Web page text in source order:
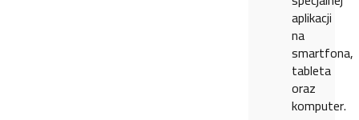
aplikacji
na
smartfona,
tableta
oraz
komputer.